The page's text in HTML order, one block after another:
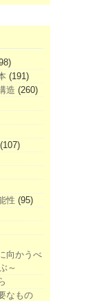
(191)
造 (260)
(107)
性 (95)
向かうべ
～
なもの